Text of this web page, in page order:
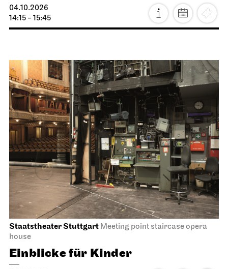
04.10.2026
14:15 - 15:45
Staatstheater Stuttgart Meeting point staircase opera
house
Einblicke für Kinder